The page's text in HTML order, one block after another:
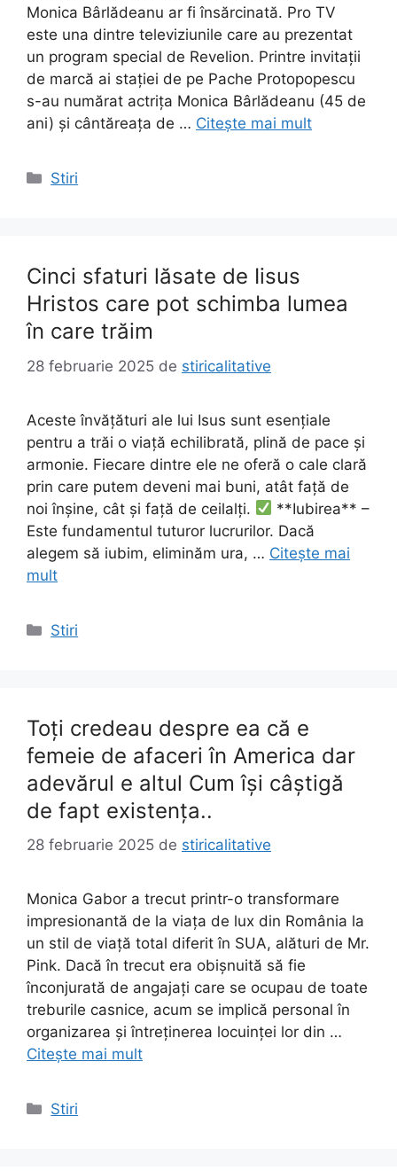
Monica Bârlădeanu ar fi însărcinată. Pro TV
este una dintre televiziunile care au prezentat
un program special de Revelion. Printre invitații
de marcă ai stației de pe Pache Protopopescu
s-au numărat actrița Monica Bârlădeanu (45 de
ani) și cântăreața de … Citește mai mult
Categorii
Stiri
Cinci sfaturi lăsate de Iisus
Hristos care pot schimba lumea
în care trăim
28 februarie 2025 de stiricalitative
Aceste învățături ale lui Isus sunt esențiale
pentru a trăi o viață echilibrată, plină de pace și
armonie. Fiecare dintre ele ne oferă o cale clară
prin care putem deveni mai buni, atât față de
noi înșine, cât și față de ceilalți.
**Iubirea** –
Este fundamentul tuturor lucrurilor. Dacă
alegem să iubim, eliminăm ura, … Citește mai
mult
Categorii
Stiri
Toţi credeau despre ea că e
femeie de afaceri în America dar
adevărul e altul Cum îşi câştigă
de fapt existenţa..
28 februarie 2025 de stiricalitative
Monica Gabor a trecut printr-o transformare
impresionantă de la viața de lux din România la
un stil de viață total diferit în SUA, alături de Mr.
Pink. Dacă în trecut era obișnuită să fie
înconjurată de angajați care se ocupau de toate
treburile casnice, acum se implică personal în
organizarea și întreținerea locuinței lor din …
Citește mai mult
Categorii
Stiri